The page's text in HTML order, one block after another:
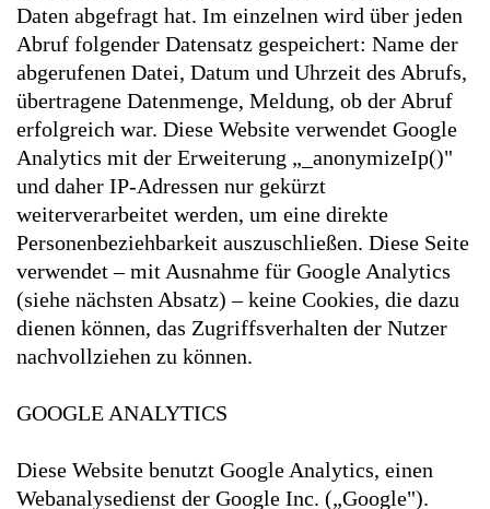
Daten abgefragt hat. Im einzelnen wird über jeden
Abruf folgender Datensatz gespeichert: Name der
abgerufenen Datei, Datum und Uhrzeit des Abrufs,
übertragene Datenmenge, Meldung, ob der Abruf
erfolgreich war. Diese Website verwendet Google
Analytics mit der Erweiterung „_anonymizeIp()"
und daher IP-Adressen nur gekürzt
weiterverarbeitet werden, um eine direkte
Personenbeziehbarkeit auszuschließen. Diese Seite
verwendet – mit Ausnahme für Google Analytics
(siehe nächsten Absatz) – keine Cookies, die dazu
dienen können, das Zugriffsverhalten der Nutzer
nachvollziehen zu können.
GOOGLE ANALYTICS
Diese Website benutzt Google Analytics, einen
Webanalysedienst der Google Inc. („Google").